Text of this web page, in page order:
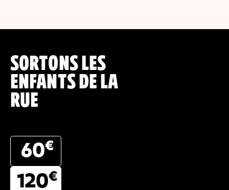
SORTONS LES
ENFANTS DE LA
RUE
60€
120€